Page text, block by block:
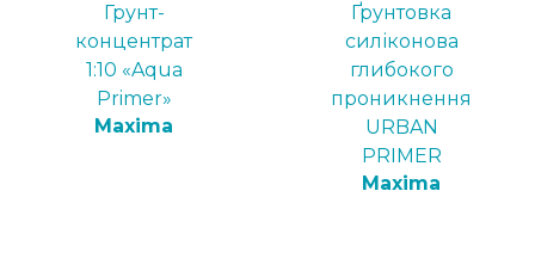
Грунт-
концентрат
1:10 «Aqua
Primer»
Maxima
Ґрунтовка
силіконова
глибокого
проникнення
URBAN
PRIMER
Maxima